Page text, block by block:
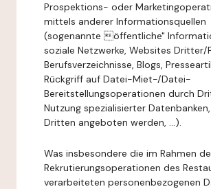
Prospektions- oder
mittels anderer Informationsquellen
(sogenannte öffentliche"
soziale Netzwerke, Websites Dritter/
Berufsverzeichnisse, Blogs,
Rückgriff auf Datei-Miet-/Datei-
Bereitstellungsoperationen durch
Nutzung spezialisierter
Dritten angeboten werden, ...).
Was insbesondere die im Rahmen
Rekrutierungsoperationen des
verarbeiteten personenbezogenen